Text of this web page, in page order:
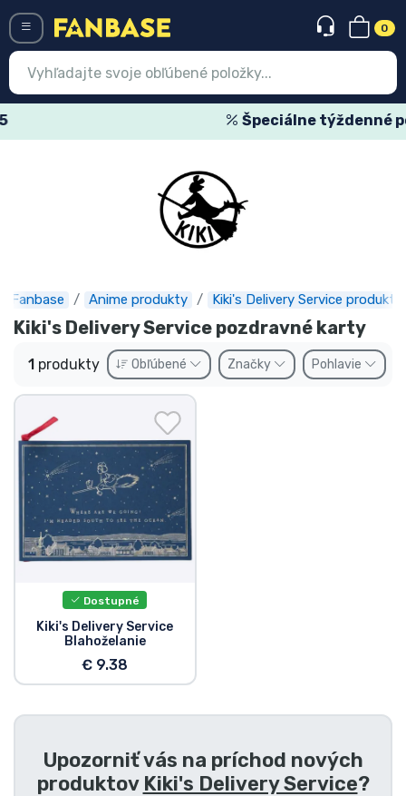
0
Špeciálne týždenné ponuky
Fanbase Anime produkty Kiki's Delivery Service produkty
Kiki's Delivery Service pozdravné karty
1 produkty Obľúbené Značky Pohlavie
Dostupné
Kiki's Delivery Service
Blahoželanie
€ 9.38
Upozorniť vás na príchod nových
produktov Kiki's Delivery Service?
Expresná preprava
Predobjednávky
Outlet produkty
Preprava a platba
Zoradiť podľa série
Zoradiť podľa filmov
Zoradiť podľa Anime
Zoradiť podľa hier
Zoradiť podľa hudby